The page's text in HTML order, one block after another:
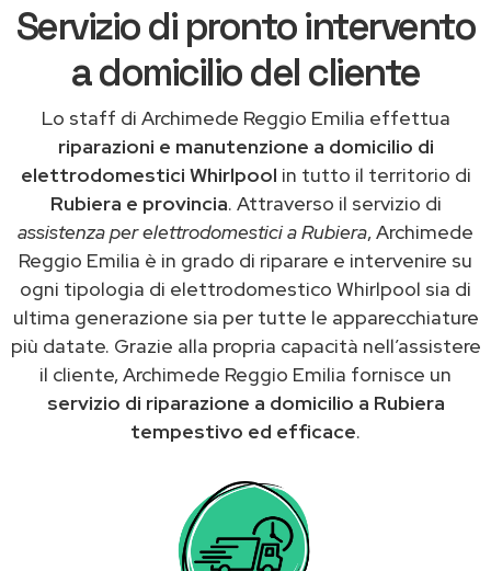
Servizio di pronto intervento
a domicilio del cliente
Lo staff di Archimede Reggio Emilia effettua
riparazioni e manutenzione a domicilio di
elettrodomestici Whirlpool in tutto il territorio di
Rubiera e provincia. Attraverso il servizio di
assistenza per elettrodomestici a Rubiera, Archimede
Reggio Emilia è in grado di riparare e intervenire su
ogni tipologia di elettrodomestico Whirlpool sia di
ultima generazione sia per tutte le apparecchiature
più datate. Grazie alla propria capacità nell’assistere
il cliente, Archimede Reggio Emilia fornisce un
servizio di riparazione a domicilio a Rubiera
tempestivo ed efficace.